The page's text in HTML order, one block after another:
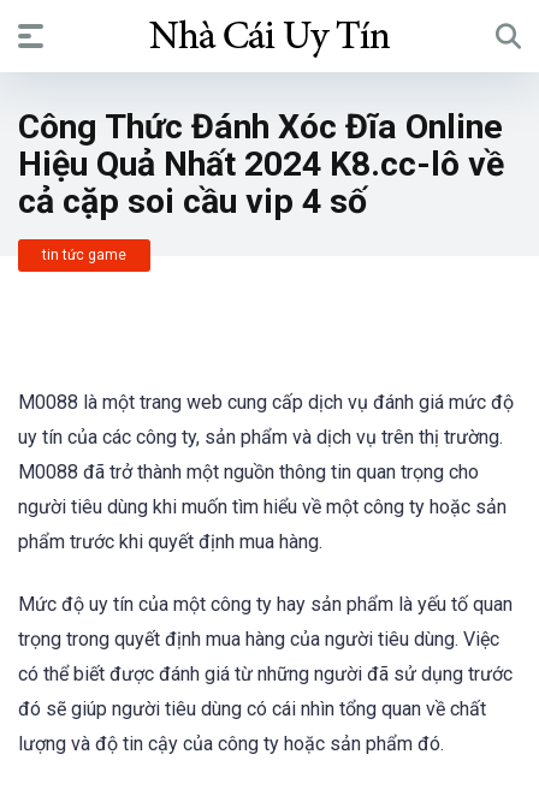
Công Thức Đánh Xóc Đĩa Online
Hiệu Quả Nhất 2024 K8.cc-lô về
cả cặp soi cầu vip 4 số
tin tức game
M0088 là một trang web cung cấp dịch vụ đánh giá mức độ
uy tín của các công ty, sản phẩm và dịch vụ trên thị trường.
M0088 đã trở thành một nguồn thông tin quan trọng cho
người tiêu dùng khi muốn tìm hiểu về một công ty hoặc sản
phẩm trước khi quyết định mua hàng.
Mức độ uy tín của một công ty hay sản phẩm là yếu tố quan
trọng trong quyết định mua hàng của người tiêu dùng. Việc
có thể biết được đánh giá từ những người đã sử dụng trước
đó sẽ giúp người tiêu dùng có cái nhìn tổng quan về chất
lượng và độ tin cậy của công ty hoặc sản phẩm đó.